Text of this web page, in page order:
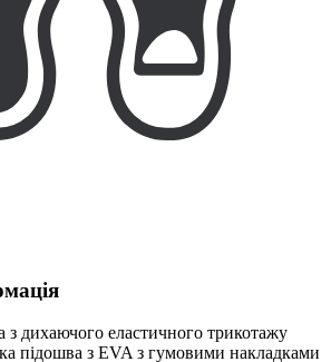
з дихаючого еластичного трикотажу
підошва з EVA з гумовими накладками